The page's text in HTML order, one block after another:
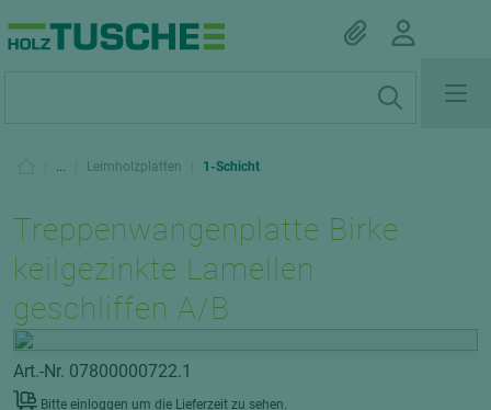
... Leimholzplatten 1-Schicht
Treppenwangenplatte Birke
keilgezinkte Lamellen
geschliffen A/B
Art.-Nr. 07800000722.1
Bitte einloggen um die Lieferzeit zu sehen.